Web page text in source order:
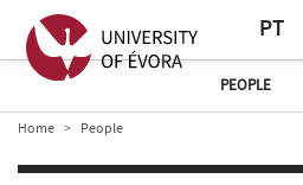
PT
PEOPLE
Home People